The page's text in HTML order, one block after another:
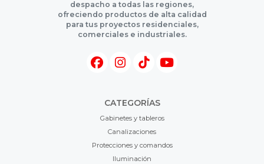
despacho a todas las regiones,
ofreciendo productos de alta calidad
para tus proyectos residenciales,
comerciales e industriales.
CATEGORÍAS
Gabinetes y tableros
Canalizaciones
Protecciones y comandos
Iluminación